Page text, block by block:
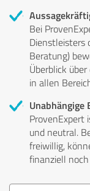
Bei
Dienstleisters
Beratung)
Überblick
in allen
Unabhängige
ProvenExpert
und neutral.
freiwillig,
finanziell